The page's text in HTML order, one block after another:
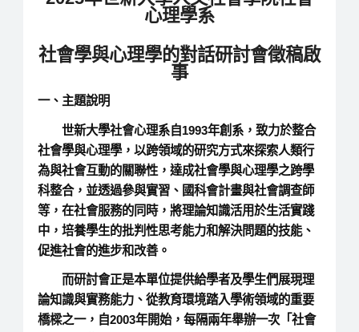
心理學系
社會學與心理學的對話研討會徵稿啟
事
一、主題說明
世新大學社會心理系自1993年創系，致力於整合
社會學與心理學，以跨領域的研究方式來探索人類行
為與社會互動的關聯性，達成社會學與心理學之跨學
科整合，並透過參與實習、國科會計畫與社會調查師
等，在社會服務的同時，將理論知識活用於生活實踐
中，培養學生的批判性思考能力和解決問題的技能、
促進社會的進步和改善。
而研討會正是本單位提供給學者及學生們展現理
論知識與實務能力、從教育環境踏入學術領域的重要
橋樑之一，自2003年開始，每隔兩年舉辦一次「社會